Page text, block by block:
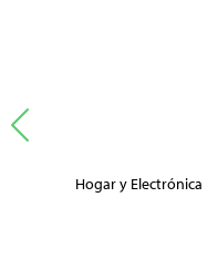
Hogar y Electrónica